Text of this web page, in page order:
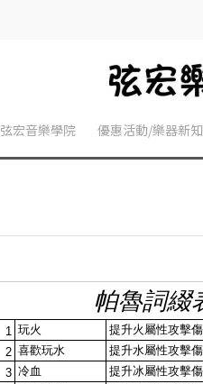
弦宏音樂學院 優惠活動/樂器新知